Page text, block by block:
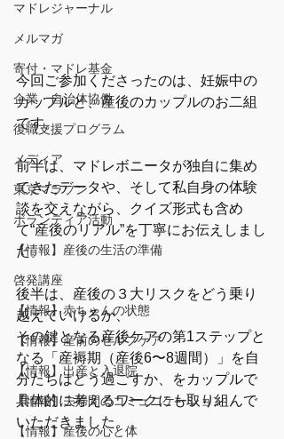
マドレジャーナル
メルマガ
寄付・マドレ基金
企業・自治体協働
復職支援プログラム
メディア
東京マラソン
ボランティア活動
【情報】産後の生活の準備
啓発講座
【情報】赤ちゃんの状態
【情報】産前のセルフケア
【情報】出産と入退院
【情報】夫婦間のコミュニケーション
【情報】産後の心と体
今回ご参加くださったのは、妊娠中の
カップルと、産後のカップルのお二組
です。
前半は、マドレボニータが独自に集め
てきたデータや、そして私自身の体験
談を交えながら、クイズ形式も含め
て“産後のリアル”を丁寧にお伝えしまし
た。
後半は、産後の３大リスクをどう乗り
越えていけるか、
その鍵となる産後ケアの第1ステップと
なる「産褥期（産後6〜8週間）」を自
分たちはどう過ごすか、をカップルで
具体的に考えるワークにも取り組んで
いただきました。。